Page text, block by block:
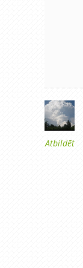
Atbildēt